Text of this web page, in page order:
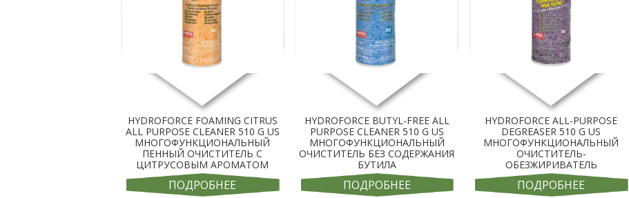
HYDROFORCE FOAMING CITRUS
ALL PURPOSE CLEANER 510 G US
МНОГОФУНКЦИОНАЛЬНЫЙ
ПЕННЫЙ ОЧИСТИТЕЛЬ С
ЦИТРУСОВЫМ АРОМАТОМ
ПОДРОБНЕЕ
HYDROFORCE BUTYL-FREE ALL
PURPOSE CLEANER 510 G US
МНОГОФУНКЦИОНАЛЬНЫЙ
ОЧИСТИТЕЛЬ БЕЗ СОДЕРЖАНИЯ
БУТИЛА
ПОДРОБНЕЕ
HYDROFORCE ALL-PURPOSE
DEGREASER 510 G US
МНОГОФУНКЦИОНАЛЬНЫЙ
ОЧИСТИТЕЛЬ-
ОБЕЗЖИРИВАТЕЛЬ
ПОДРОБНЕЕ